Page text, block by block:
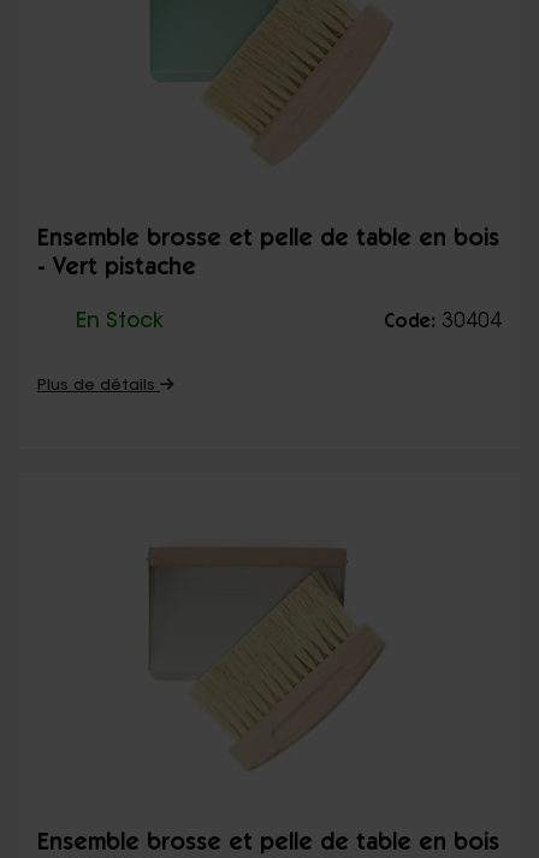
Ensemble brosse et pelle de table en bois
- Vert pistache
En Stock Code: 30404
Plus de détails
Ensemble brosse et pelle de table en bois